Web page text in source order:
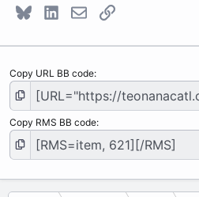
Bluesky LinkedInE-mailLink
Copy URL BB code
Copy RMS BB code